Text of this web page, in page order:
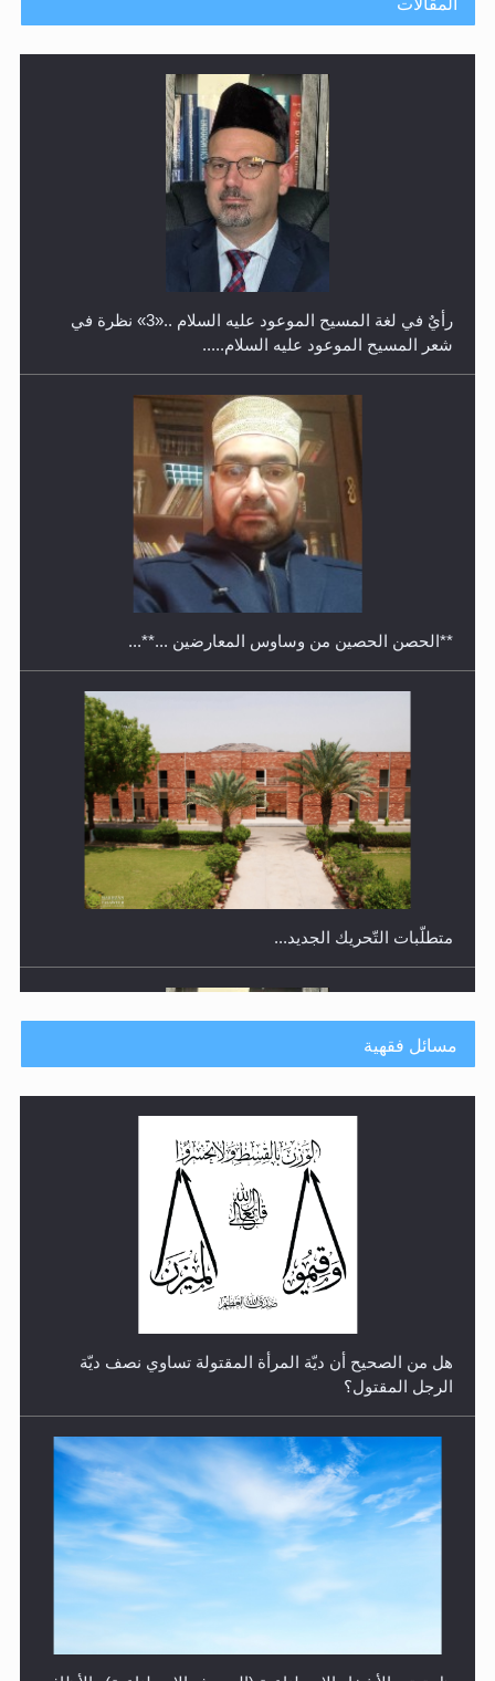
حفل توزيع الشهادات في الجامعة الأحمدية بنيجيريا لعام
معرض القرآن الكريم لمدة ثلاثين يوما في مكتبة مدينة
ريهيماكي في فنلند
رأيٌ في لغة المسيح الموعود عليه السلام ..«3» نظرة في
شعر المسيح الموعود عليه السلام.....
**الحصن الحصين من وساوس المعارضين ...**...
متطلَّبات التّحريك الجديد...
رأيٌ في لغة المسيح الموعود عليه السلام.. 4...
الهجرة: بحث عن الأمن والسلام في سبيل إرساء الأمن
مسائل فقهية
هل من الصحيح أن ديّة المرأة المقتولة تساوي نصف ديّة
الرجل المقتول؟
هل تعتبر الأشفار الاصطناعية (الرموش الاصطناعية) والأظافر